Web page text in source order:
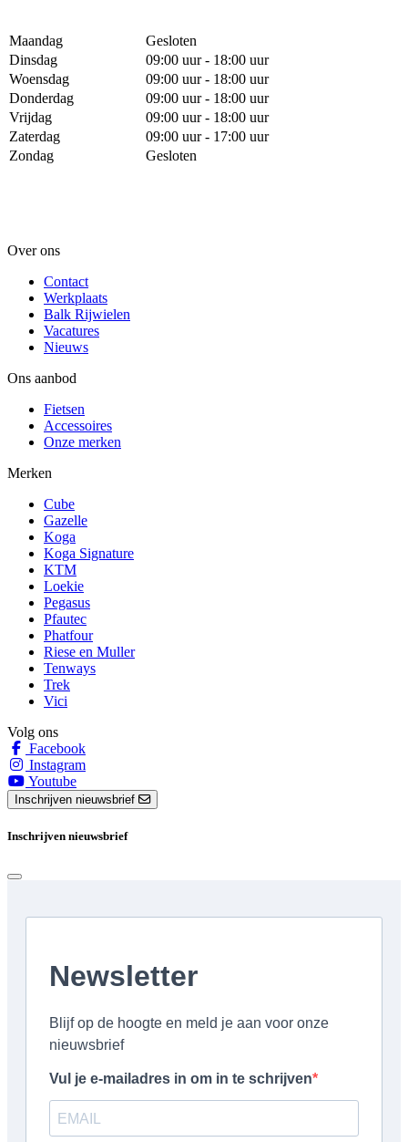
Maandag
Gesloten
Dinsdag
09:00 uur - 18:00 uur
Woensdag
09:00 uur - 18:00 uur
Donderdag
09:00 uur - 18:00 uur
Vrijdag
09:00 uur - 18:00 uur
Zaterdag
09:00 uur - 17:00 uur
Zondag
Gesloten
Over ons
Contact
Werkplaats
Balk Rijwielen
Vacatures
Nieuws
Ons aanbod
Fietsen
Accessoires
Onze merken
Merken
Cube
Gazelle
Koga
Koga Signature
KTM
Loekie
Pegasus
Pfautec
Phatfour
Riese en Muller
Tenways
Trek
Vici
Volg ons
Facebook
Instagram
Youtube
Inschrijven nieuwsbrief
Inschrijven nieuwsbrief